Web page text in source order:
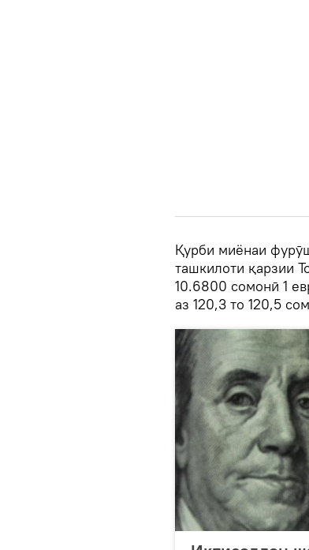
Қурби миёнаи
ташкилоти қарзии
10.6800 сомонӣ 1
аз 120,3 то 120,5